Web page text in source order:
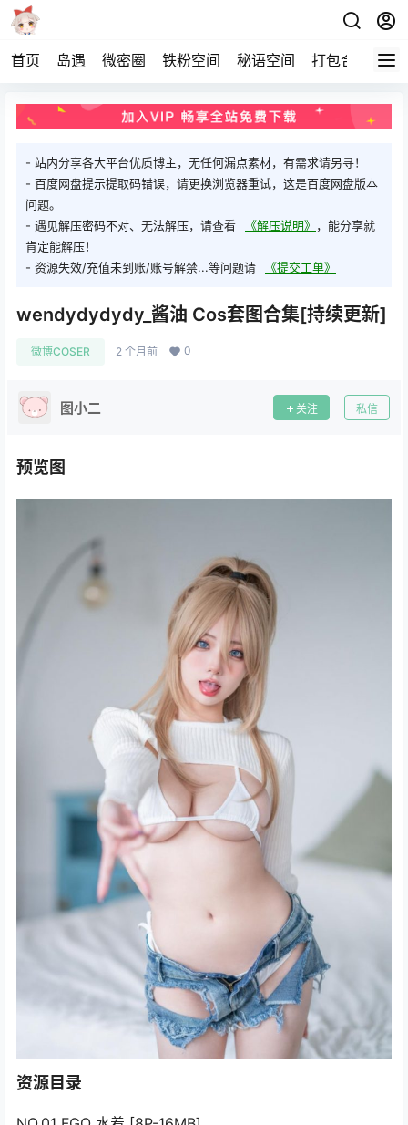
首页 岛遇 微密圈 铁粉空间 秘语空间 打包合集 关
- 站内分享各大平台优质博主，无任何漏点素材，有需求请另寻！
- 百度网盘提示提取码错误，请更换浏览器重试，这是百度网盘版本
问题。
- 遇见解压密码不对、无法解压，请查看
《解压说明》 ，能分享就
肯定能解压！
- 资源失效/充值未到账/账号解禁...等问题请
《提交工单》
wendydydydy_酱油 Cos套图合集[持续更新]
微博COSER 2 个月前 0
图小二 关注 私信
预览图
资源目录